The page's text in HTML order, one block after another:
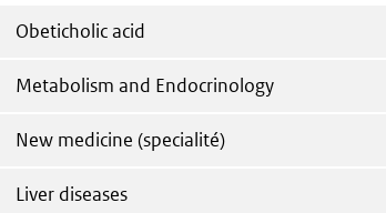
Obeticholic acid
Metabolism and Endocrinology
New medicine (specialité)
Liver diseases